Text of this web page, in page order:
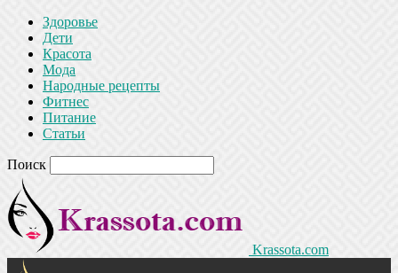
Здоровье
Дети
Красота
Мода
Народные рецепты
Фитнес
Питание
Статьи
Поиск
Krassota.com